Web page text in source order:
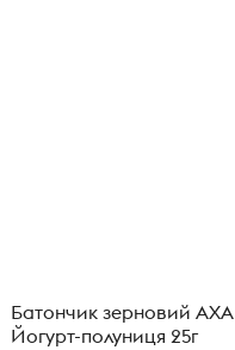
Батончик зерновий АХА
Йогурт-полуниця 25г